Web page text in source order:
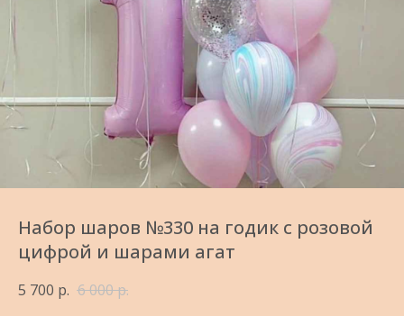
Набор шаров №330 на годик с розовой
цифрой и шарами агат
5 700 р. 6 000р.